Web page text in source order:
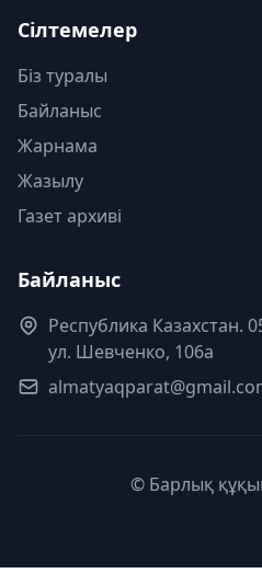
Сілтемелер
Біз туралы
Байланыс
Жарнама
Жазылу
Газет архиві
Байланыс
Республика Казахстан.
ул. Шевченко, 106а
© Барлық